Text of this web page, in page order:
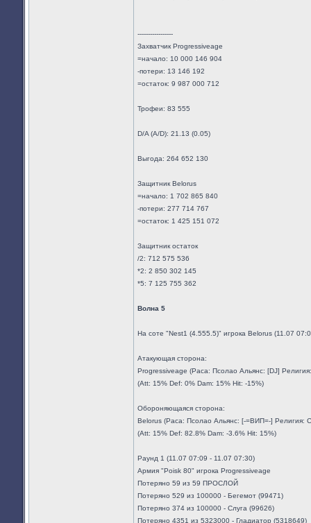
-----------------
Захватчик Progressiveage
=начало: 10 000 146 904
-потери: 13 146 192
=остаток: 9 987 000 712
Трофеи: 83 555
D/A (A/D): 21.13 (0.05)
Выгода: 264 652 130
Защитник Belorus
=начало: 1 702 865 840
-потери: 277 714 767
=остаток: 1 425 151 072
Защитник остаток
/2: 712 575 536
*2: 2 850 302 145
*5: 7 125 755 362
Волна 5
На соте "Nest1 (4.555.5)" игрока Belorus (11.07
Атакующая сторона:
Progressiveage (Раса: Псолао Альянс: [DJ]
(Att: 15% Def: 0% Dam: 15% Hit: -15%)
Обороняющаяся сторона:
Belorus (Раса: Псолао Альянс: [-=ВИП=-] Религия:
(Att: 15% Def: 82.8% Dam: -3.6% Hit: 15%)
Раунд 1 (11.07 07:09 - 11.07 07:30)
Армия "Poisk 80" игрока Progressiveage
Потеряно 59 из 59 ПРОСЛОЙ
Потеряно 529 из 100000 - Бегемот (99471)
Потеряно 374 из 100000 - Слуга (99626)
Потеряно 4351 из 5323000 - Гладиатор (5318649)